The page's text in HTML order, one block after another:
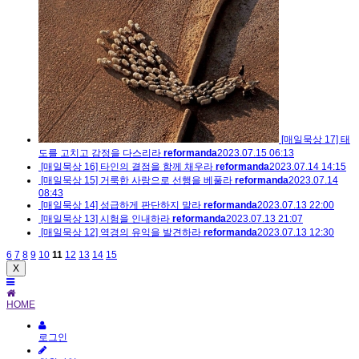
[매일묵상 17] 태
도를 고치고 감정을 다스리라 reformanda2023.07.15 06:13
[매일묵상 16] 타인의 결점을 함께 채우라 reformanda2023.07.14 14:15
[매일묵상 15] 거룩한 사랑으로 선행을 베풀라 reformanda2023.07.14
08:43
[매일묵상 14] 성급하게 판단하지 말라 reformanda2023.07.13 22:00
[매일묵상 13] 시험을 인내하라 reformanda2023.07.13 21:07
[매일묵상 12] 역경의 유익을 발견하라 reformanda2023.07.13 12:30
6 7 8 9 10 11 12 13 14 15
X
HOME
로그인